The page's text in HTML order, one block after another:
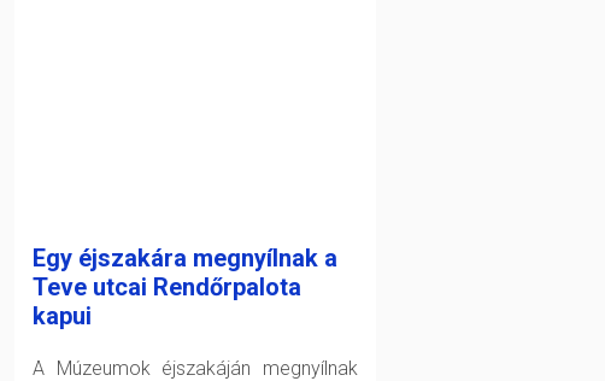
Egy éjszakára megnyílnak a
Teve utcai Rendőrpalota
kapui
A Múzeumok éjszakáján megnyílnak